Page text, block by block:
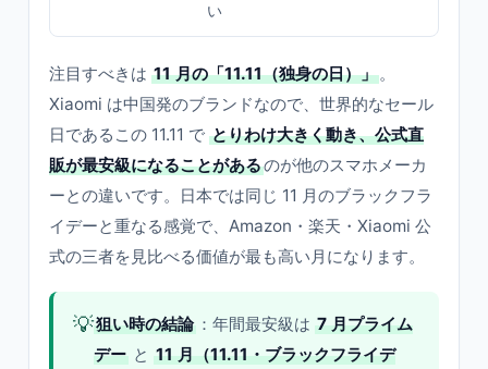
い
注目すべきは 11 月の「11.11（独身の日）」。
Xiaomi は中国発のブランドなので、世界的なセール
日であるこの 11.11 で とりわけ大きく動き、公式直
販が最安級になることがあるのが他のスマホメーカ
ーとの違いです。日本では同じ 11 月のブラックフラ
イデーと重なる感覚で、Amazon・楽天・Xiaomi 公
式の三者を見比べる価値が最も高い月になります。
💡狙い時の結論 ：年間最安級は 7 月プライム
デー と 11 月（11.11・ブラックフライデ